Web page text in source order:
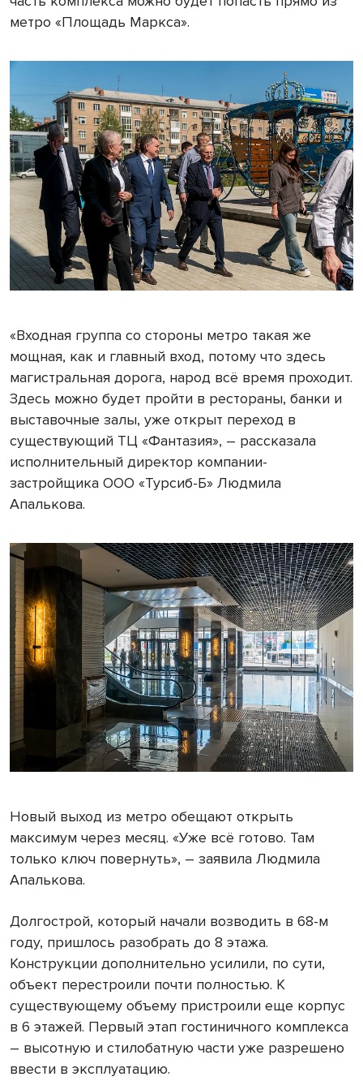
метро «Площадь Маркса».
«Входная группа со стороны метро такая же
мощная, как и главный вход, потому что здесь
магистральная дорога, народ всё время проходит.
Здесь можно будет пройти в рестораны, банки и
выставочные залы, уже открыт переход в
существующий ТЦ «Фантазия», – рассказала
исполнительный директор компании-
застройщика ООО «Турсиб-Б» Людмила
Апалькова.
Новый выход из метро обещают открыть
максимум через месяц. «Уже всё готово. Там
только ключ повернуть», – заявила Людмила
Апалькова.
Долгострой, который начали возводить в 68-м
году, пришлось разобрать до 8 этажа.
Конструкции дополнительно усилили, по сути,
объект перестроили почти полностью. К
существующему объему пристроили еще корпус
в 6 этажей. Первый этап гостиничного комплекса
– высотную и стилобатную части уже разрешено
ввести в эксплуатацию.